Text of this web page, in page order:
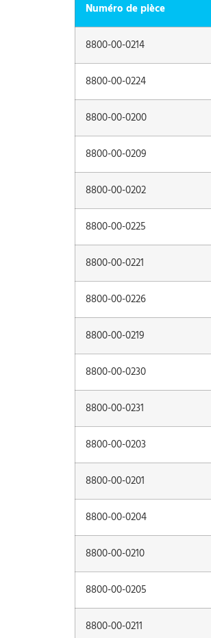
Numéro de pièce
8800-00-0214
8800-00-0224
8800-00-0200
8800-00-0209
8800-00-0202
8800-00-0225
8800-00-0221
8800-00-0226
8800-00-0219
8800-00-0230
8800-00-0231
8800-00-0203
8800-00-0201
8800-00-0204
8800-00-0210
8800-00-0205
8800-00-0211